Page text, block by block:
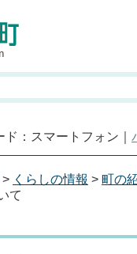
ド：スマートフォン｜
> くらしの情報 > 町の
て